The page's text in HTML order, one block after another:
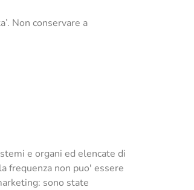
Non conservare a
e organi ed elencate di
non puo' essere
sono state